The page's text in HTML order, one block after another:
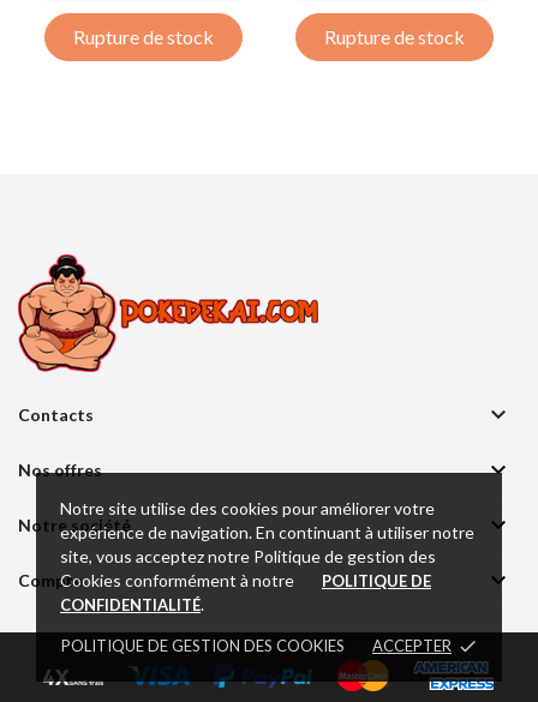
Notre site utilise des cookies pour améliorer votre
expérience de navigation. En continuant à utiliser notre
site, vous acceptez notre Politique de gestion des
Cookies conformément à notre
POLITIQUE DE
CONFIDENTIALITÉ.
POLITIQUE DE GESTION DES COOKIES ACCEPTER done
Rupture de stock Rupture de stock
Contacts 
Nos offres 
Notre société 
Compte 